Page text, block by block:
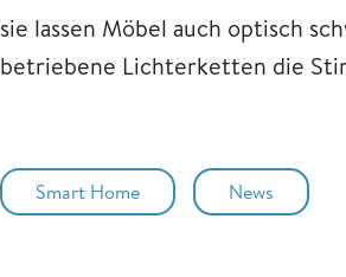
sie lassen Möbel auch optisch
betriebene Lichterketten die
Smart Home News